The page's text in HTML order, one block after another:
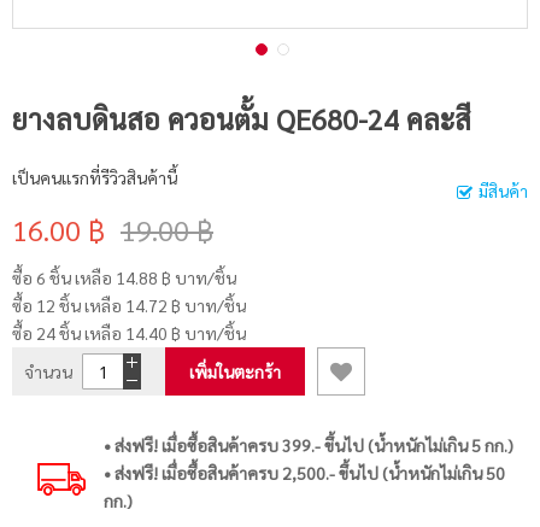
ยางลบดินสอ ควอนตั้ม QE680-24 คละสี
มีสินค้า
เป็นคนแรกที่รีวิวสินค้านี้
16.00 ฿ 19.00 ฿
ซื้อ 6 ชิ้น เหลือ 14.88 ฿ บาท/ชิ้น
ซื้อ 12 ชิ้น เหลือ 14.72 ฿ บาท/ชิ้น
ซื้อ 24 ชิ้น เหลือ 14.40 ฿ บาท/ชิ้น
จำนวน
เพิ่มในตะกร้า
• ส่งฟรี! เมื่อซื้อสินค้าครบ 399.- ขึ้นไป (น้ำหนักไม่เกิน 5 กก.)
• ส่งฟรี! เมื่อซื้อสินค้าครบ 2,500.- ขึ้นไป (น้ำหนักไม่เกิน 50
กก.)